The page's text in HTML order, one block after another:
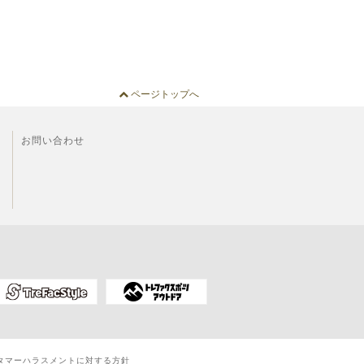
ページトップへ
お問い合わせ
マーハラスメントに対する方針